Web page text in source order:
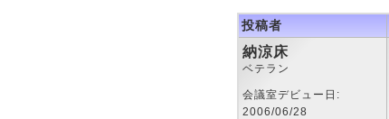
投稿者
納涼床
ベテラン
会議室デビュー日:
2006/06/28